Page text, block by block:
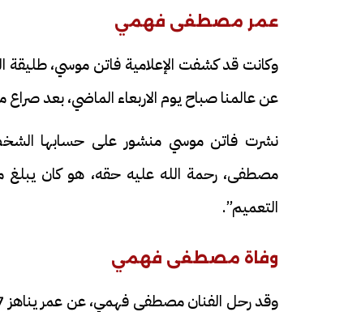
عمر مصطفى فهمي
وكانت قد كشفت الإعلامية فاتن موسي،
عن عالمنا صباح يوم الاربعاء الماضي، بعد
نشرت فاتن موسي منشور على حسابها
التعميم”.
وفاة مصطفى فهمي